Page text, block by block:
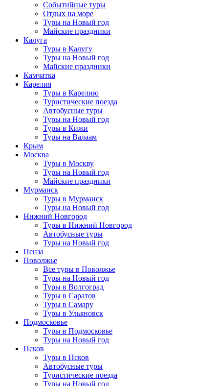
Событийные туры
Отдых на море
Туры на Новый год
Майские праздники
Калуга
Туры в Калугу
Туры на Новый год
Майские праздники
Камчатка
Карелия
Туры в Карелию
Туристические поезда
Автобусные туры
Туры на Новый год
Туры в Кижи
Туры на Валаам
Крым
Москва
Туры в Москву
Туры на Новый год
Майские праздники
Мурманск
Туры в Мурманск
Туры на Новый год
Нижний Новгород
Туры в Нижний Новгород
Автобусные туры
Туры на Новый год
Пенза
Поволжье
Все туры в Поволжье
Туры на Новый год
Туры в Волгоград
Туры в Саратов
Туры в Самару
Туры в Ульяновск
Подмосковье
Туры в Подмосковье
Туры на Новый год
Псков
Туры в Псков
Автобусные туры
Туристические поезда
Туры на Новый год